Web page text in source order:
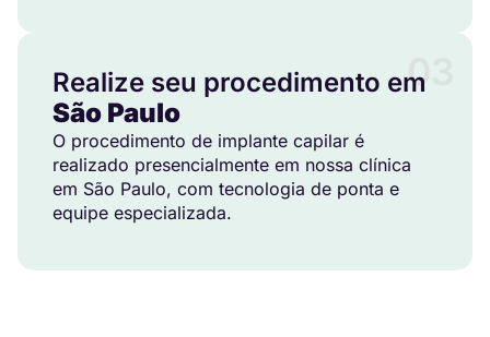
03
Realize seu procedimento em
São Paulo
O procedimento de implante capilar é
realizado presencialmente em nossa clínica
em São Paulo, com tecnologia de ponta e
equipe especializada.